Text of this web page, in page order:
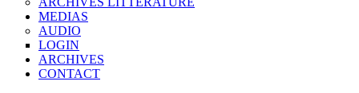
MEDIAS
AUDIO
LOGIN
ARCHIVES
CONTACT